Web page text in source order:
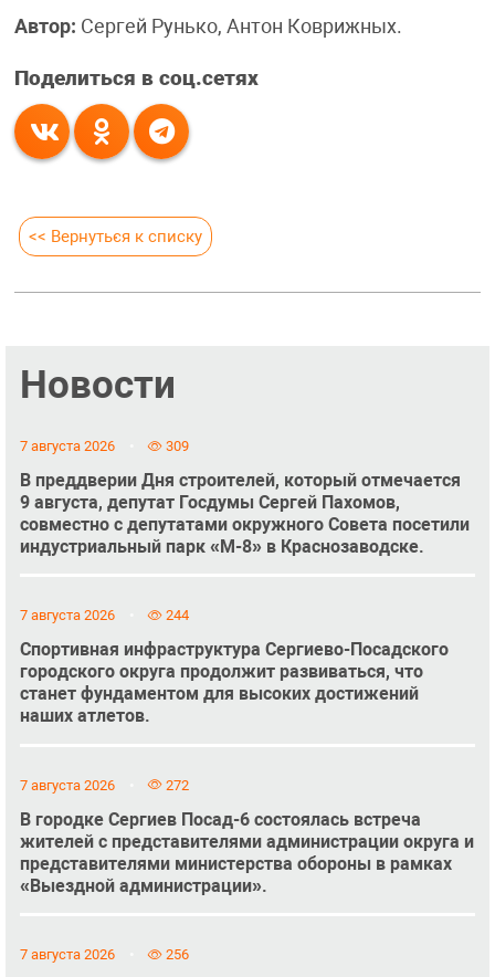
Автор: Сергей Рунько, Антон Коврижных.
Поделиться в соц.сетях
<< Вернуться к списку
Новости
7 августа 2026 309
В преддверии Дня строителей, который отмечается
9 августа, депутат Госдумы Сергей Пахомов,
совместно с депутатами окружного Совета посетили
индустриальный парк «М-8» в Краснозаводске.
7 августа 2026 244
Спортивная инфраструктура Сергиево-Посадского
городского округа продолжит развиваться, что
станет фундаментом для высоких достижений
наших атлетов.
7 августа 2026 272
В городке Сергиев Посад-6 состоялась встреча
жителей с представителями администрации округа и
представителями министерства обороны в рамках
«Выездной администрации».
7 августа 2026 256